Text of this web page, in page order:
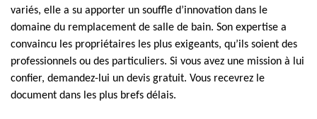
variés, elle a su apporter un souffle d’innovation dans le
domaine du remplacement de salle de bain. Son expertise a
convaincu les propriétaires les plus exigeants, qu’ils soient des
professionnels ou des particuliers. Si vous avez une mission à lui
confier, demandez-lui un devis gratuit. Vous recevrez le
document dans les plus brefs délais.